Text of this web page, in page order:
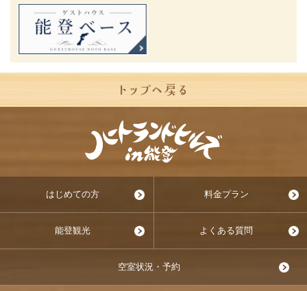
はじめての方 料金プラン
能登観光 よくある質問
空室状況・予約